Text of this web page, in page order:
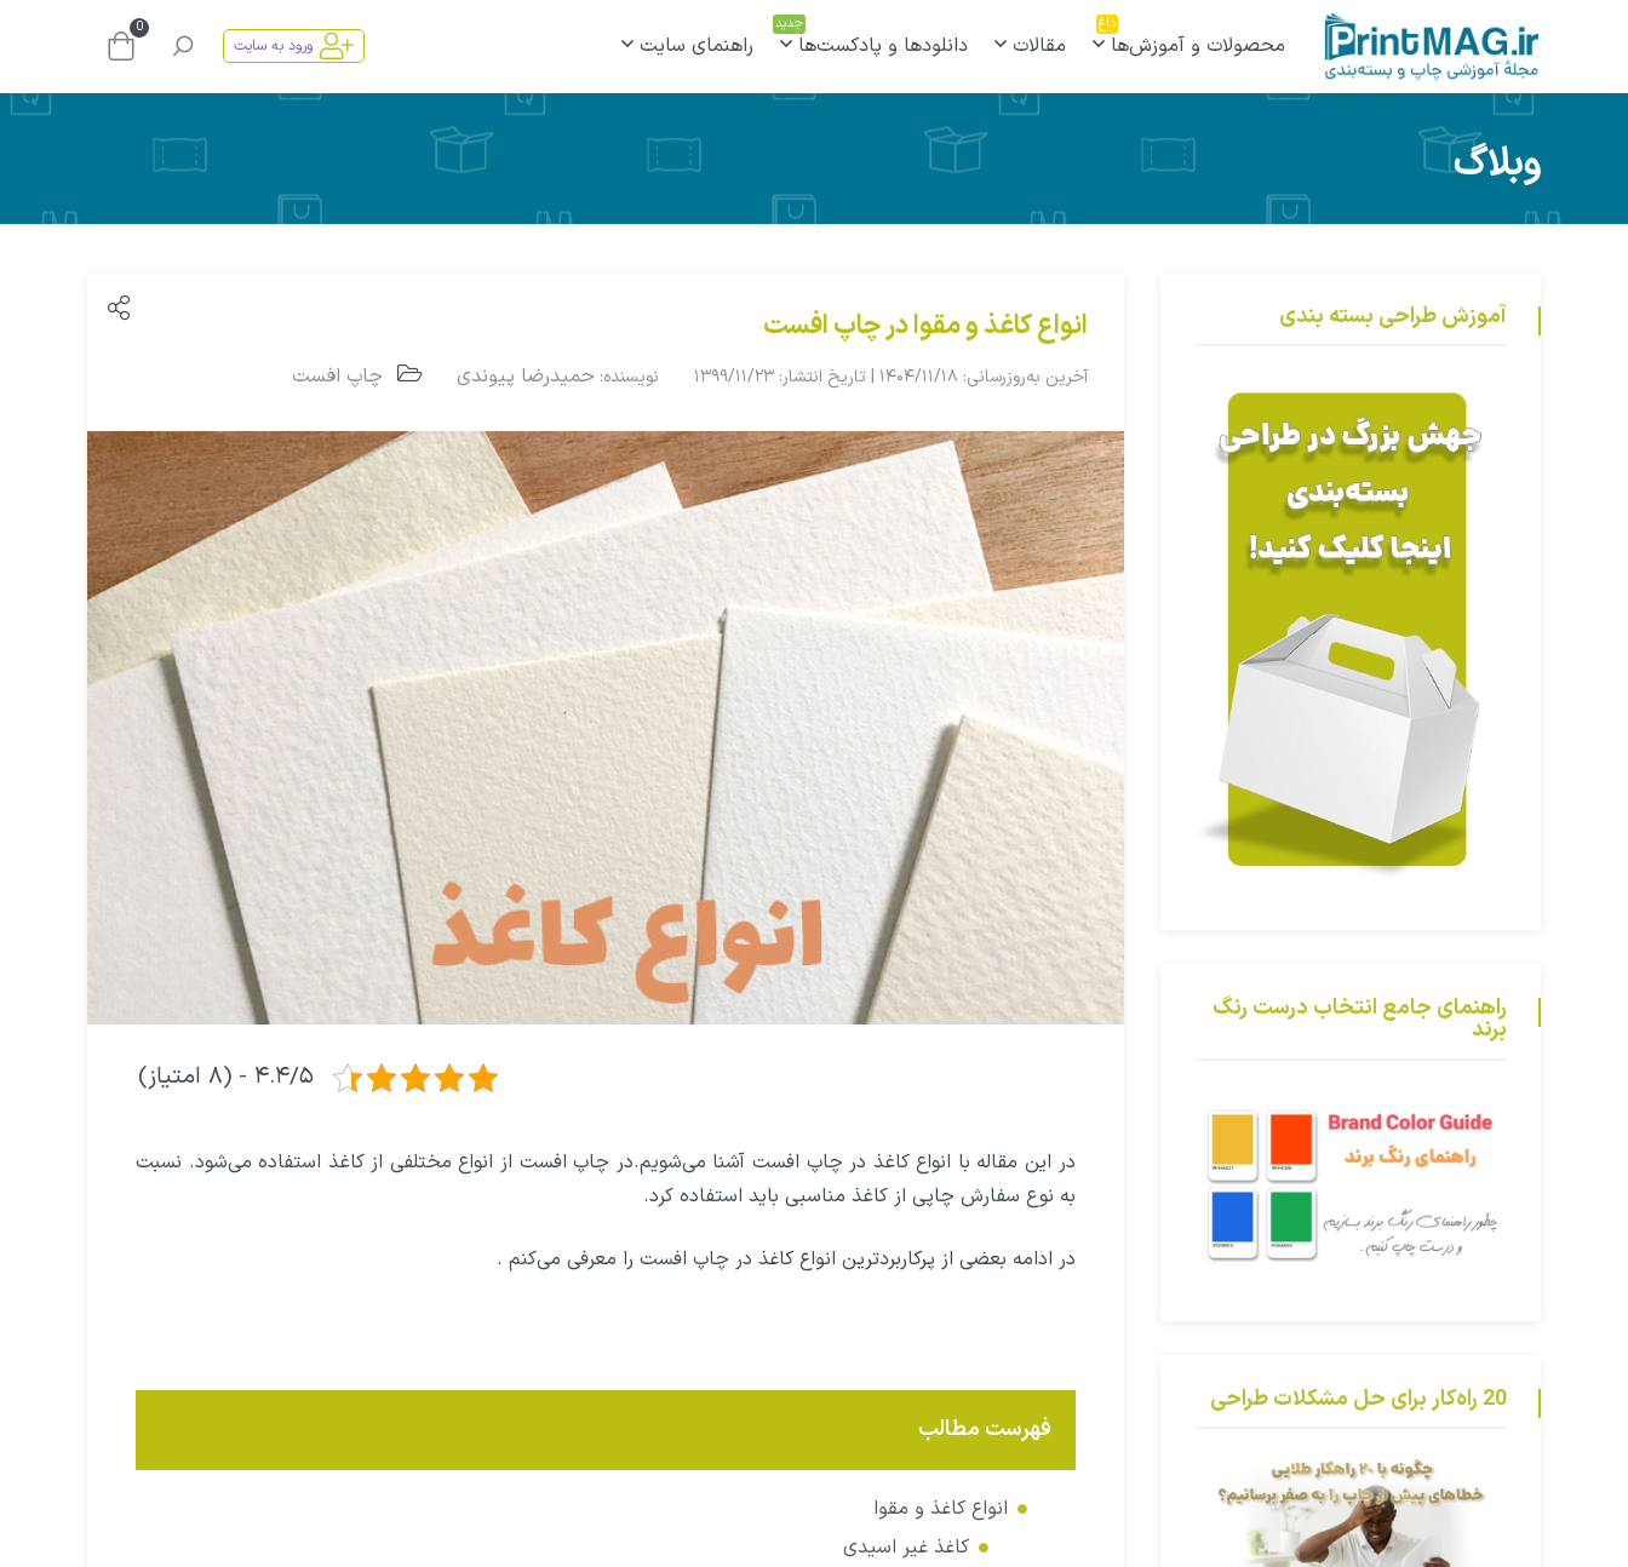
محصولات و آموزش‌ها
داغ
مقالات دانلودها و پادکست‌ها
جدید
راهنمای سایت ورود به سایت
0
وبلاگ
انواع کاغذ و مقوا در چاپ افست
آخرین به‌روزرسانی: ۱۴۰۴/۱۱/۱۸ | تاریخ انتشار: ۱۳۹۹/۱۱/۲۳ نویسنده: حمیدرضا پیوندی چاپ افست
۴.۴/۵ - (۸ امتیاز)
در این مقاله با انواع کاغذ در چاپ افست آشنا می‌شویم.در چاپ افست از انواع مختلفی از کاغذ استفاده می‌شود. نسبت
به نوع سفارش چاپی از کاغذ مناسبی باید استفاده کرد.
در ادامه بعضی از پرکاربردترین انواع کاغذ در چاپ افست را معرفی می‌کنم .
فهرست مطالب
انواع کاغذ و مقوا
کاغذ غیر اسیدی
آموزش طراحی بسته بندی
راهنمای جامع انتخاب درست رنگ
برند
20 راه‌کار برای حل مشکلات طراحی